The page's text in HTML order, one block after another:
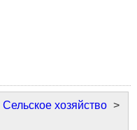
Сельское хозяйство >